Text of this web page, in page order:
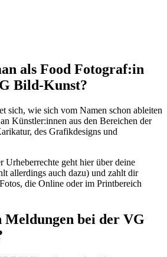
als Food Fotograf:in
Bild-Kunst?
sich, wie sich vom Namen schon ableiten
Künstler:innen aus den Bereichen der
des Grafikdesigns und
Urheberrechte geht hier über deine
allerdings auch dazu) und zahlt dir
die Online oder im Printbereich
bei der VG